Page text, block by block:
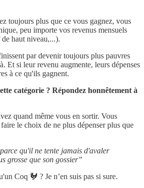
toujours plus que ce vous gagnez, vous
peu importe vos revenus mensuels
haut niveau,...).
par devenir toujours plus pauvres
Et si leur revenu augmente, leurs dépenses
à ce qu'ils gagnent.
catégorie ? Répondez honnêtement à
quand même vous en sortir. Vous
le choix de ne plus dépenser plus que
qu'il ne tente jamais d'avaler
grosse que son gossier”
Coq 🐓 ? Je n’en suis pas si sure.